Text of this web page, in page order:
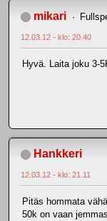
mikari
12.03.12 - klo: 20.40
Hyvä. Laita joku 3-
Hankkeri
12.03.12 - klo: 21.11
Pitäs hommata
50k on vaan